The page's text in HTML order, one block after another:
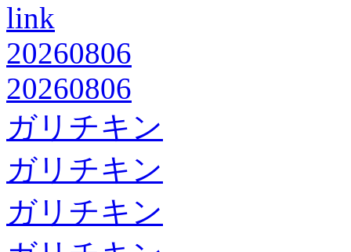
link
20260806
20260806
ガリチキン
ガリチキン
ガリチキン